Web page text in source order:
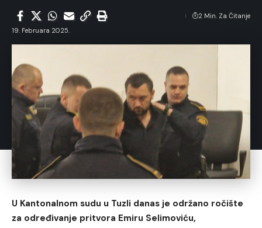
19. Februara 2025.
2 Min. Za Čitanje
U Kantonalnom sudu u Tuzli danas je održano ročište
za određivanje pritvora Emiru Selimoviću,